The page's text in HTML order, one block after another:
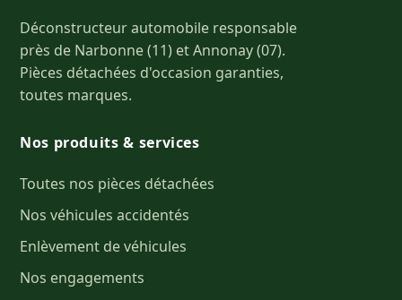
Déconstructeur automobile responsable
près de Narbonne (11) et Annonay (07).
Pièces détachées d'occasion garanties,
toutes marques.
Nos produits & services
Toutes nos pièces détachées
Nos véhicules accidentés
Enlèvement de véhicules
Nos engagements